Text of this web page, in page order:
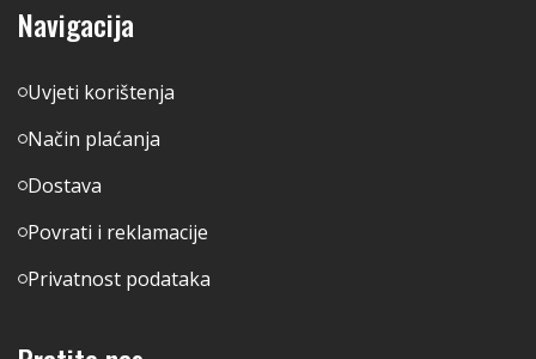
Navigacija
Uvjeti korištenja
Način plaćanja
Dostava
Povrati i reklamacije
Privatnost podataka